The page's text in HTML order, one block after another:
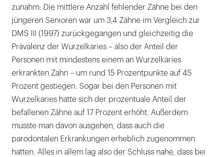
zunahm: Die mittlere Anzahl fehlender Zähne bei den
jüngeren Senioren war um 3,4 Zähne im Vergleich zur
DMS III (1997) zurückgegangen und gleichzeitig die
Prävalenz der Wurzelkaries – also der Anteil der
Personen mit mindestens einem an Wurzelkaries
erkrankten Zahn – um rund 15 Prozentpunkte auf 45
Prozent gestiegen. Sogar bei den Personen mit
Wurzelkaries hatte sich der prozentuale Anteil der
befallenen Zähne auf 17 Prozent erhöht. Außerdem
musste man davon ausgehen, dass auch die
parodontalen Erkrankungen erheblich zugenommen
hatten. Alles in allem lag also der Schluss nahe, dass bei